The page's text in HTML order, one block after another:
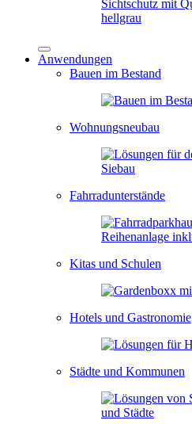
Anwendungen
Bauen im Bestand
Wohnungsneubau
Fahrradunterstände
Kitas und Schulen
Hotels und Gastronomie
Städte und Kommunen